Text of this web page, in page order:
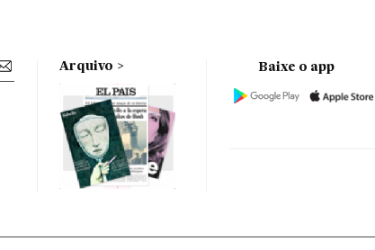
Arquivo Baixe o app